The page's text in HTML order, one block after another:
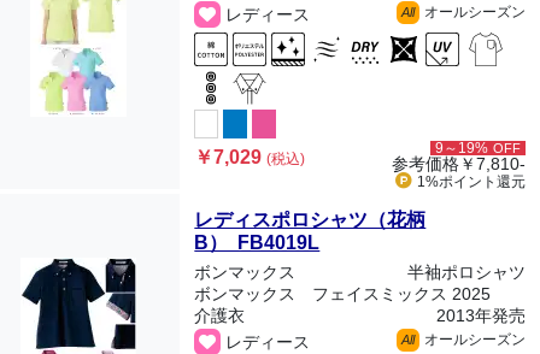
レディース
All オールシーズン
￥7,029(税込)
9～19% OFF
参考価格￥7,810-
1%ポイント 還元
レディスポロシャツ（花柄
B） FB4019L
ボンマックス
半袖ポロシャツ
ボンマックス フェイスミックス 2025
介護衣
2013年発売
レディース
All オールシーズン